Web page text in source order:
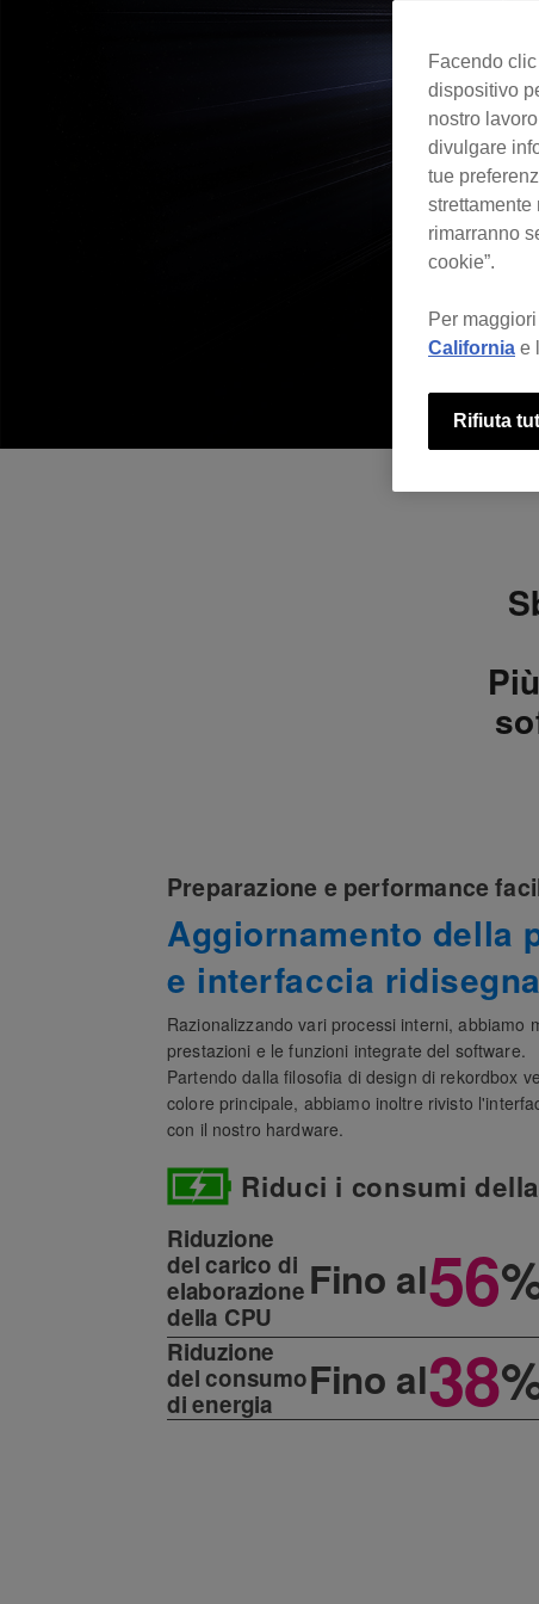
Preparazione e performance
Aggiornamento della
e interfaccia
Razionalizzando vari processi interni, abbiamo
prestazioni e le funzioni integrate del software.
Partendo dalla filosofia di design di rekordbox
colore principale, abbiamo inoltre rivisto
con il nostro hardware.
Riduci i consumi
Riduzione
del carico di
elaborazione
della CPU
Fino al56
Riduzione
del consumo
di energia
Fino al38
Facendo
dispositivo
nostro
divulgare
tue
rimarranno
cookie”.
Per
California e
Rifiuta